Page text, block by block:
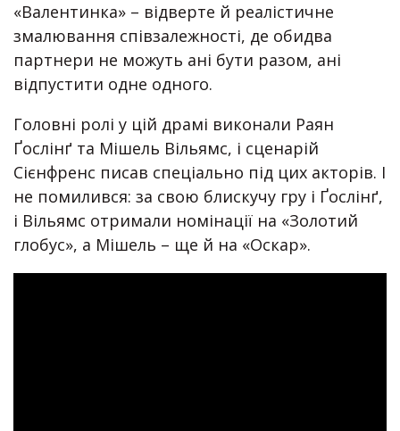
«Валентинка» – відверте й реалістичне
змалювання співзалежності, де обидва
партнери не можуть ані бути разом, ані
відпустити одне одного.
Головні ролі у цій драмі виконали Раян
Ґослінґ та Мішель Вільямс, і сценарій
Сієнфренс писав спеціально під цих акторів. І
не помилився: за свою блискучу гру і Ґослінґ,
і Вільямс отримали номінації на «Золотий
глобус», а Мішель – ще й на «Оскар».